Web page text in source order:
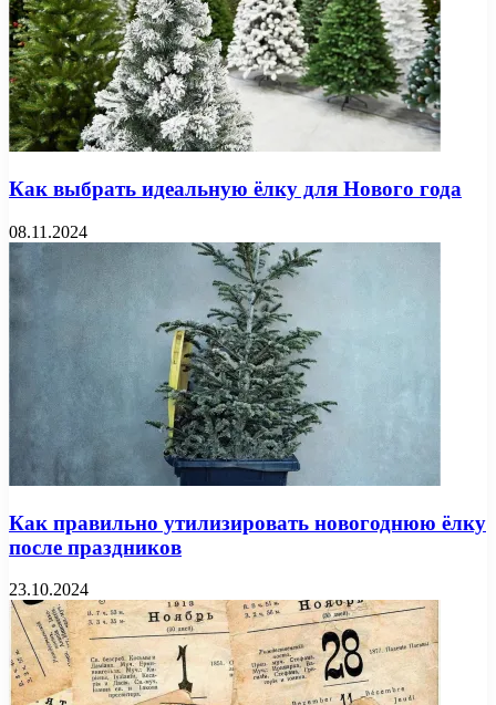
Как выбрать идеальную ёлку для Нового года
08.11.2024
Как правильно утилизировать новогоднюю ёлку
после праздников
23.10.2024